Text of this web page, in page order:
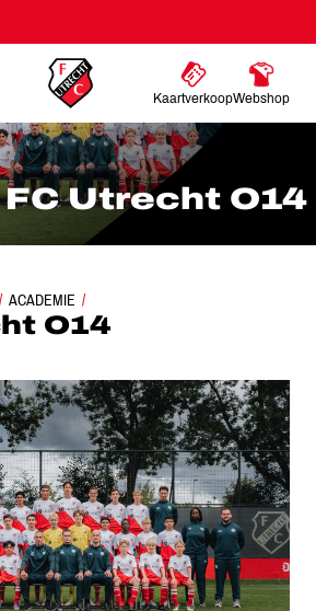
KaartverkoopWebshop
FC Utrecht O14
ACADEMIE
FC UTRECHT O14
O14